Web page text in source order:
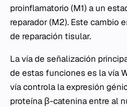
proinflamatorio (M1) a un
reparador (M2). Este cambio
de reparación tisular.
La vía de señalización
de estas funciones es la vía
vía controla la expresión
proteína β-catenina entre al